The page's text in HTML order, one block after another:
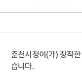
춘천시청이(가) 창작한
습니다.